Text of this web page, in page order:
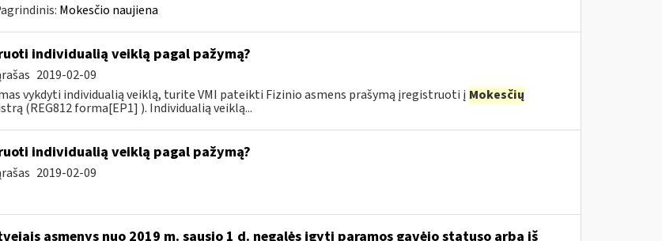
Mokesčio naujiena
individualią veiklą pagal pažymą?
2019-02-09
vykdyti individualią veiklą, turite VMI pateikti Fizinio asmens prašymą įregistruoti į Mokesčių
(REG812 forma[EP1] ). Individualią veiklą...
individualią veiklą pagal pažymą?
2019-02-09
asmenys nuo 2019 m. sausio 1 d. negalės įgyti paramos gavėjo statuso arba iš